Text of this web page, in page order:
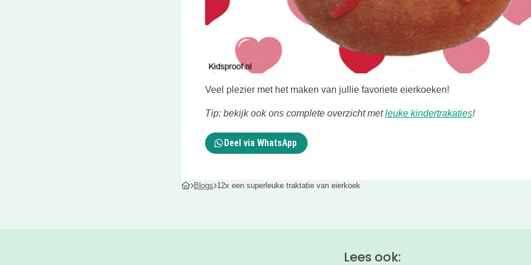
Veel plezier met het maken van jullie favoriete eierkoeken!
Tip: bekijk ook ons complete overzicht metleuke kindertrakatiesDeze link
!
Deel via WhatsApp
Blogs 12x een superleuke traktatie van eierkoek
Lees ook: